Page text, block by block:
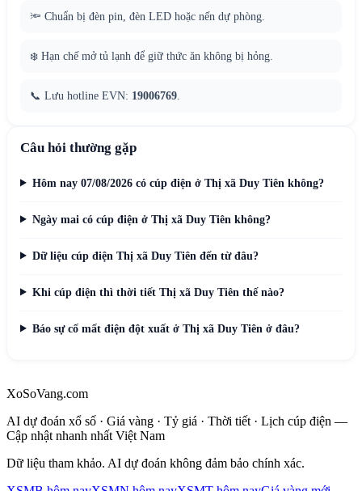
🔦 Chuẩn bị đèn pin, đèn LED hoặc nến dự phòng.
❄️ Hạn chế mở tủ lạnh để giữ thức ăn không bị hỏng.
📞 Lưu hotline EVN: 19006769
Câu hỏi thường gặp
Hôm nay 07/08/2026 có cúp điện ở Thị xã Duy Tiên không?
Ngày mai có cúp điện ở Thị xã Duy Tiên không?
Dữ liệu cúp điện Thị xã Duy Tiên đến từ đâu?
Khi cúp điện thì thời tiết Thị xã Duy Tiên thế nào?
Báo sự cố mất điện đột xuất ở Thị xã Duy Tiên ở đâu?
XoSoVang.com
AI dự đoán xổ số · Giá vàng · Tỷ giá · Thời tiết · Lịch cúp điện —
Cập nhật nhanh nhất Việt Nam
Dữ liệu tham khảo. AI dự đoán không đảm bảo chính xác.